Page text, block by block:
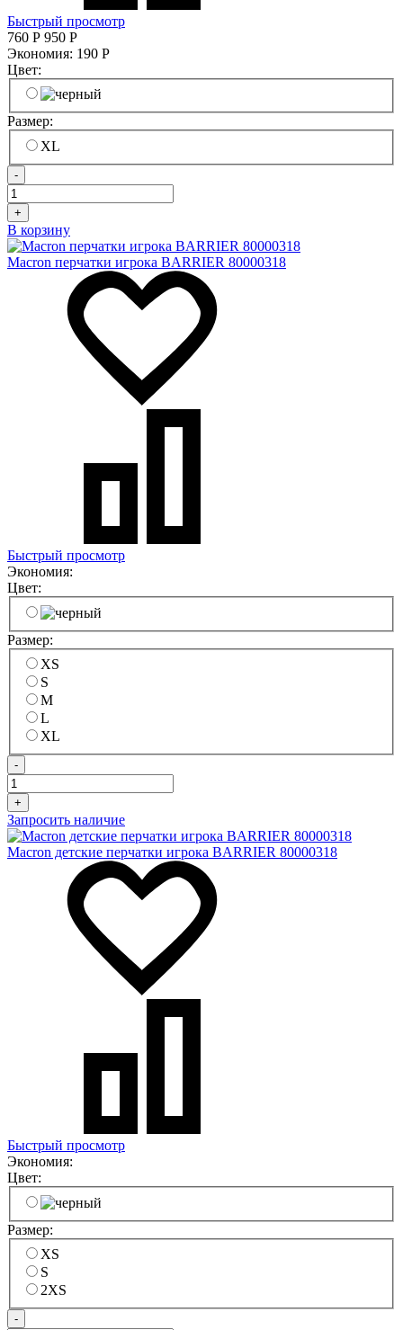
Быстрый просмотр
760 Р 950 Р
Экономия: 190 Р
Цвет:
Размер:
XL
-
+
В корзину
Macron перчатки игрока BARRIER 80000318
Быстрый просмотр
Экономия:
Цвет:
Размер:
XS
S
M
L
XL
-
+
Запросить наличие
Macron детские перчатки игрока BARRIER 80000318
Быстрый просмотр
Экономия:
Цвет:
Размер:
XS
S
2XS
-